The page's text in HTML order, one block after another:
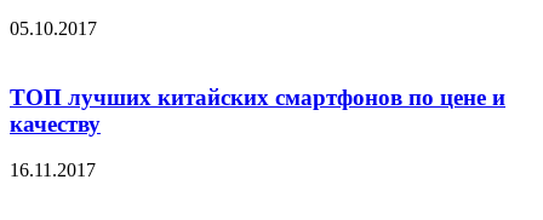
05.10.2017
ТОП лучших китайских смартфонов по цене и
качеству
16.11.2017